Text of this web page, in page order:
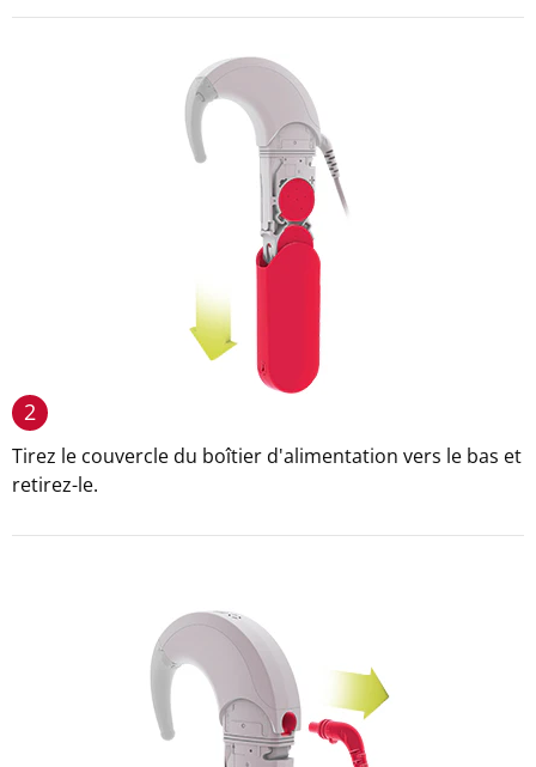
2
Tirez le couvercle du boîtier d'alimentation vers le bas et
retirez-le.